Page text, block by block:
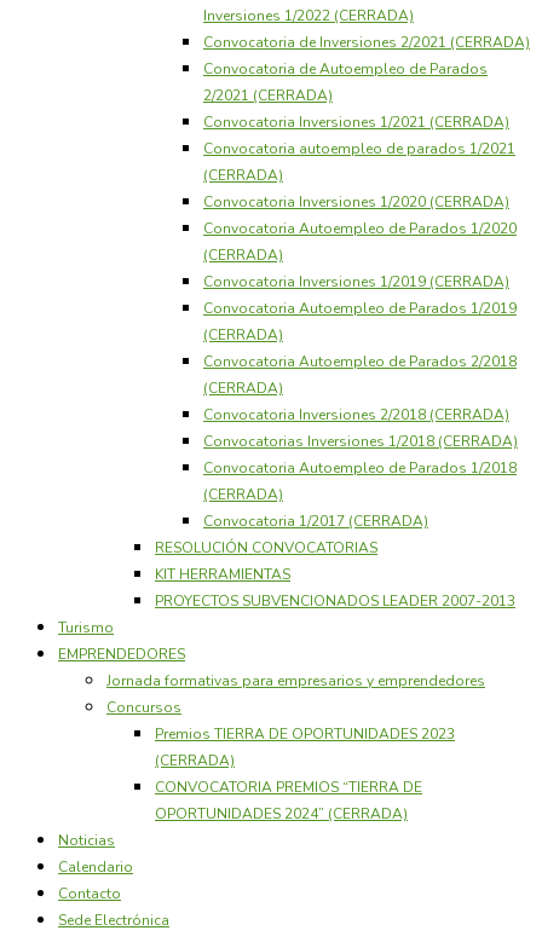
Inversiones 1/2022 (CERRADA)
Convocatoria de Inversiones 2/2021 (CERRADA)
Convocatoria de Autoempleo de Parados
2/2021 (CERRADA)
Convocatoria Inversiones 1/2021 (CERRADA)
Convocatoria autoempleo de parados 1/2021
(CERRADA)
Convocatoria Inversiones 1/2020 (CERRADA)
Convocatoria Autoempleo de Parados 1/2020
(CERRADA)
Convocatoria Inversiones 1/2019 (CERRADA)
Convocatoria Autoempleo de Parados 1/2019
(CERRADA)
Convocatoria Autoempleo de Parados 2/2018
(CERRADA)
Convocatoria Inversiones 2/2018 (CERRADA)
Convocatorias Inversiones 1/2018 (CERRADA)
Convocatoria Autoempleo de Parados 1/2018
(CERRADA)
Convocatoria 1/2017 (CERRADA)
RESOLUCIÓN CONVOCATORIAS
KIT HERRAMIENTAS
PROYECTOS SUBVENCIONADOS LEADER 2007-2013
Turismo
EMPRENDEDORES
Jornada formativas para empresarios y emprendedores
Concursos
Premios TIERRA DE OPORTUNIDADES 2023
(CERRADA)
CONVOCATORIA PREMIOS “TIERRA DE
OPORTUNIDADES 2024” (CERRADA)
Noticias
Calendario
Contacto
Sede Electrónica